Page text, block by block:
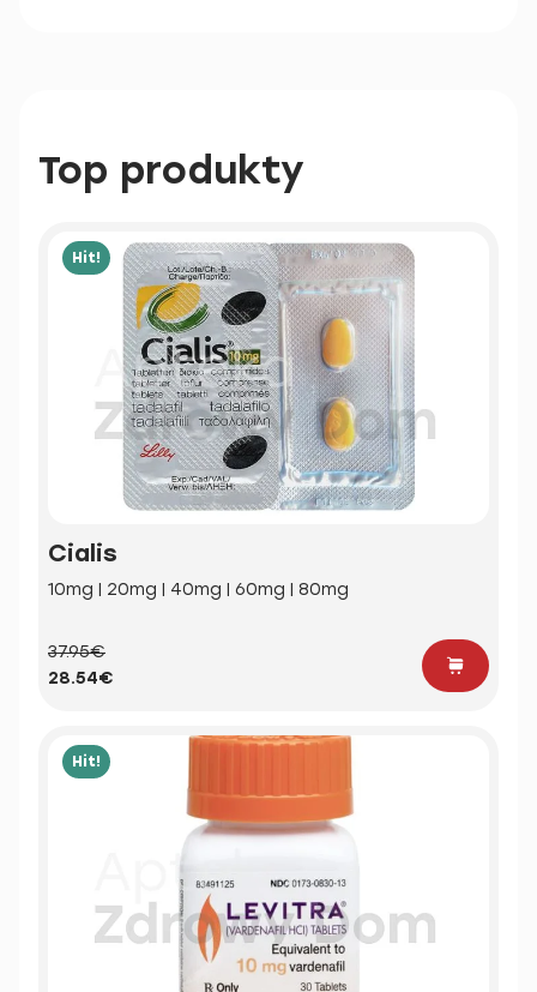
Top produkty
Hit!
Cialis
10mg | 20mg | 40mg | 60mg | 80mg
37.95€
28.54€
Hit!